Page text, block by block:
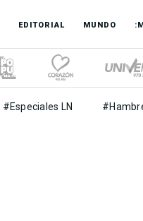
EDITORIAL MUNDO
#Especiales LN